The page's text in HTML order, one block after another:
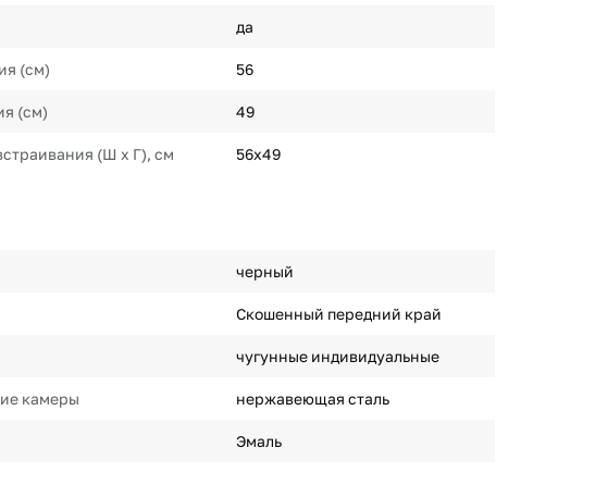
да
(см) 56
(см) 49
(Ш х Г), см 56x49
черный
Скошенный передний край
чугунные индивидуальные
камеры нержавеющая сталь
Эмаль